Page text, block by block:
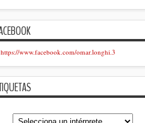
https://www.facebook.com/omar.longhi.3